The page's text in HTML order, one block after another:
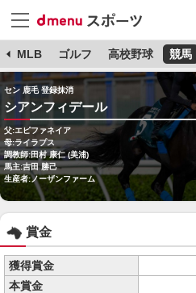
MLB ゴルフ 高校野球 競馬
セン 鹿毛 登録抹消
シアンフィデール
父:エピファネイア
母:ライラプス
調教師:田村 康仁 (美浦)
馬主:吉田 勝己
生産者:ノーザンファーム
賞金
獲得賞金
本賞金